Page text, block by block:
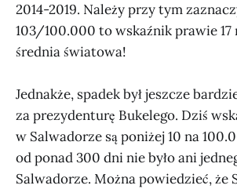
2014-2019. Należy przy tym
103/100.000 to wskaźnik prawie 17
średnia światowa!
Jednakże, spadek był jeszcze
za prezydenturę Bukelego. Dziś
w Salwadorze są poniżej 10 na
od ponad 300 dni nie było ani
Salwadorze. Można powiedzieć, że